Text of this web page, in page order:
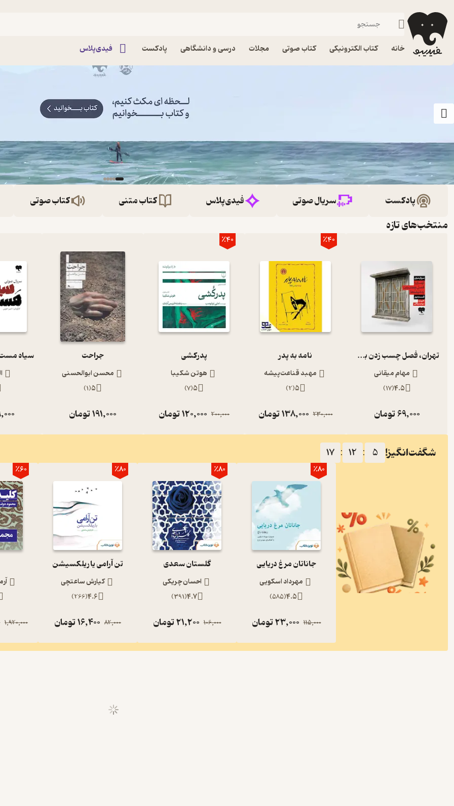
خانه کتاب الکترونیکی کتاب صوتی مجلات درسی و دانشگاهی پادکست فیدی‌پلاس
پادکست سریال صوتی فیدی‌پلاس کتاب متنی کتاب صوتی
منتخب‌های تازه
تهران، فصل چسب زدن به شیشه‌ها (قسمت دوم)
مهام میقانی
4.5
(
17
)
69,000تومان
٪40
نامه به پدر
مهبد قناعت‌پیشه
5
(
2
)
230,000
138,000تومان
٪40
پدرکشی
هوتن شکیبا
5
(
7
)
200,000
120,000تومان
جراحت
محسن ابوالحسنی
5
(
1
)
191,000تومان
شگفت‌انگیز! 4
:
12
:
17
٪80
جاناتان مرغ دریایی
مهرداد اسکویی
4.5
(
585
)
115,000
23,000تومان
٪80
گلستان سعدی
احسان چریکی
4.7
(
391
)
106,000
21,200تومان
٪80
تن آرامی یا ریلکسیشن
کیارش ساعتچی
4.6
(
266
)
82,000
16,400تومان
٪60
1,920,000